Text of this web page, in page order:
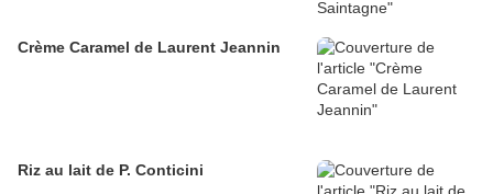
Crème Caramel de Laurent Jeannin
Riz au lait de P. Conticini